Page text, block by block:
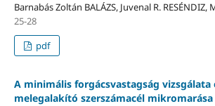
Barnabás Zoltán BALÁZS, Juvenal R. RESÉNDIZ,
25-28
pdf
A minimális forgácsvastagság vizsgálata
melegalakító szerszámacél